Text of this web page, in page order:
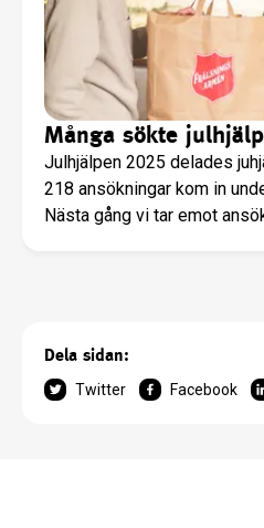
Många sökte
Julhjälpen 2025 delades
218 ansökningar kom in
Nästa gång vi tar emot
Dela sidan:
Twitter Facebook